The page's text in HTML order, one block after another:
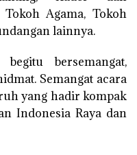
Agama, Tokoh
lainnya.
bersemangat,
Semangat acara
yang hadir kompak
Indonesia Raya dan